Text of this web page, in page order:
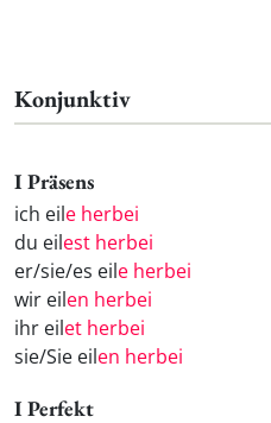
Konjunktiv
I Präsens
ich eile herbei
du eilest herbei
er/sie/es eile herbei
wir eilen herbei
ihr eilet herbei
sie/Sie eilen herbei
I Perfekt